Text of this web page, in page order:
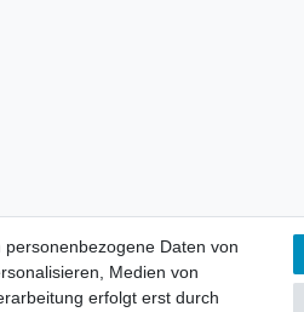
Daten von
Medien von
erfolgt erst durch
Widerrufs­recht
Daten von
Medien von
erfolgt erst durch